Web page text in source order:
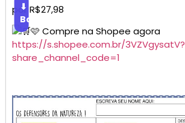
por R$27,98
⬇
Baixar
🩷 Compre na Shopee agora
https://s.shopee.com.br/3VZVgysatV?
share_channel_code=1